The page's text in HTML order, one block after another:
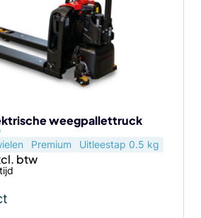
weegpallettruck
Premium Uitleestap 0.5 kg